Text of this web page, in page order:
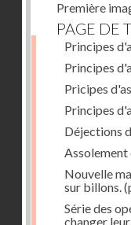
Première
PAGE DE
Principes
Principes
Pricipes
Principes
Déjections
Assolement
Nouvelle
sur billons.
Série des
changer